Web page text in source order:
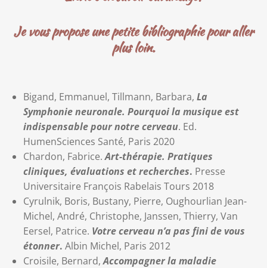
Je vous propose une petite bibliographie pour aller
plus loin.
Bigand, Emmanuel, Tillmann, Barbara, La
Symphonie neuronale. Pourquoi la musique est
indispensable pour notre cerveau. Ed.
HumenSciences Santé, Paris 2020
Chardon, Fabrice.Art-thérapie. Pratiques
cliniques, évaluations et recherches. Presse
Universitaire François Rabelais Tours 2018
Cyrulnik, Boris, Bustany, Pierre, Oughourlian Jean-
Michel, André, Christophe, Janssen, Thierry, Van
Eersel, Patrice. Votre cerveau n’a pas fini de vous
étonner. Albin Michel, Paris 2012
Croisile, Bernard,Accompagner la maladie